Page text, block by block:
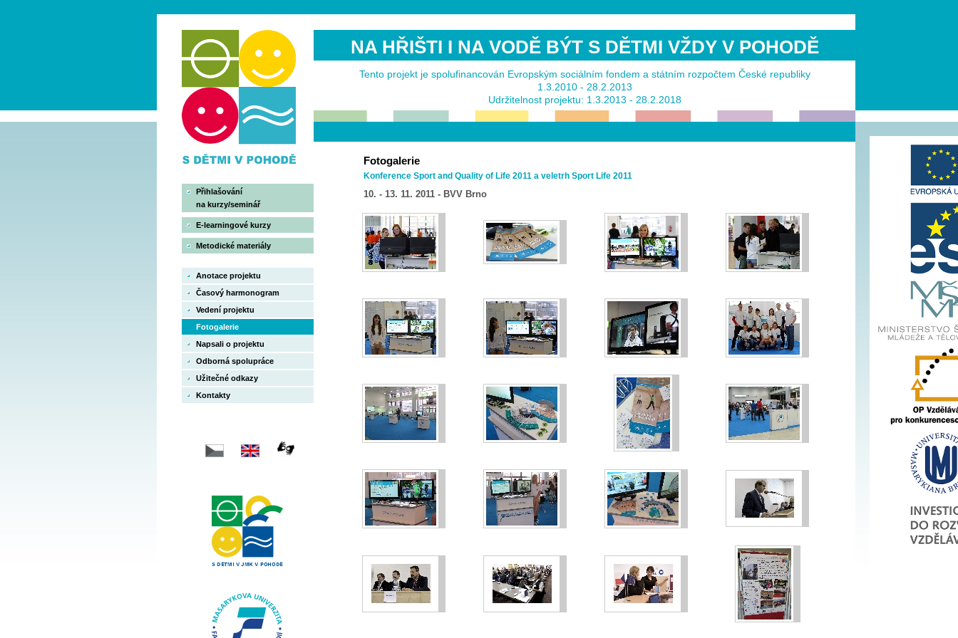
Přihlašování
na kurzy/seminář
E-learningové kurzy
Metodické materiály
Anotace projektu
Časový harmonogram
Vedení projektu
Fotogalerie
Napsali o projektu
Odborná spolupráce
Užitečné odkazy
Kontakty
NA HŘIŠTI I NA VODĚ BÝT S DĚTMI VŽDY V POHODĚ
Tento projekt je spolufinancován Evropským sociálním fondem a státním rozpočtem České republiky
1.3.2010 - 28.2.2013
Udržitelnost projektu: 1.3.2013 - 28.2.2018
Fotogalerie
Konference Sport and Quality of Life 2011 a veletrh Sport Life 2011
10. - 13. 11. 2011 - BVV Brno